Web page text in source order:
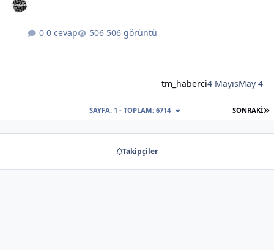
0 cevap 506 görüntü
tm_haberci4 MayısMay 4
SONRAKI
SAYFA: 1 - TOPLAM: 6714
Takipçiler